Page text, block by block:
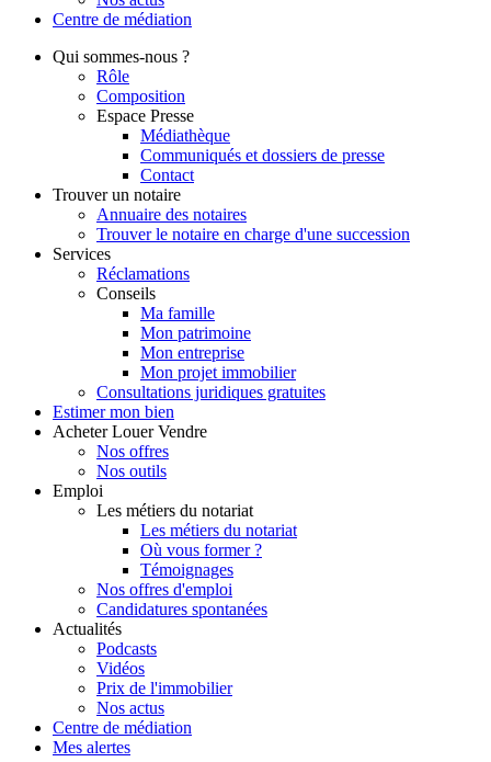
Centre de médiation
Qui sommes-nous ?
Rôle
Composition
Espace Presse
Médiathèque
Communiqués et dossiers de presse
Contact
Trouver un notaire
Annuaire des notaires
Trouver le notaire en charge d'une succession
Services
Réclamations
Conseils
Ma famille
Mon patrimoine
Mon entreprise
Mon projet immobilier
Consultations juridiques gratuites
Estimer mon bien
Acheter Louer Vendre
Nos offres
Nos outils
Emploi
Les métiers du notariat
Les métiers du notariat
Où vous former ?
Témoignages
Nos offres d'emploi
Candidatures spontanées
Actualités
Podcasts
Vidéos
Prix de l'immobilier
Nos actus
Centre de médiation
Mes alertes